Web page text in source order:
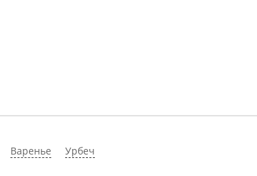
Варенье Урбеч